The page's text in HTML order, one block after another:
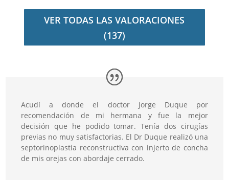
VER TODAS LAS VALORACIONES
(137)
Acudí a donde el doctor Jorge Duque por
recomendación de mi hermana y fue la mejor
decisión que he podido tomar. Tenía dos cirugías
previas no muy satisfactorias. El Dr Duque realizó una
septorinoplastia reconstructiva con injerto de concha
de mis orejas con abordaje cerrado.